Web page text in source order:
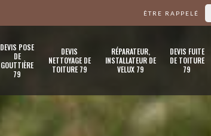
ÊTRE RAPPELÉ
DEVIS POSE
DE
GOUTTIÈRE
79
DEVIS
NETTOYAGE DE
TOITURE 79
RÉPARATEUR,
INSTALLATEUR DE
VELUX 79
DEVIS FUITE
DE TOITURE
79